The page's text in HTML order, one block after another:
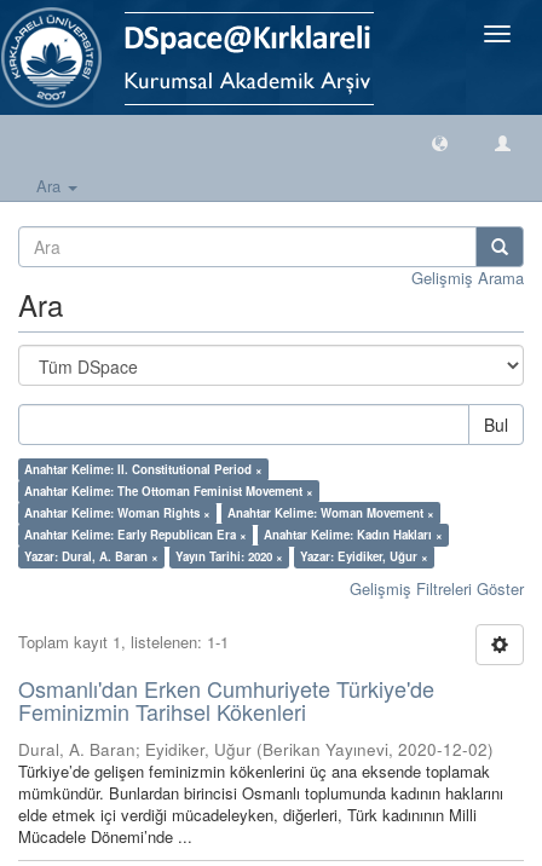
Geçiş
Ara
Gelişmiş Arama
Ara
Bul
Anahtar Kelime: II. Constitutional Period ×
Anahtar Kelime: The Ottoman Feminist Movement ×
Anahtar Kelime: Woman Rights ×
Anahtar Kelime: Woman Movement ×
Anahtar Kelime: Early Republican Era ×
Anahtar Kelime: Kadın Hakları ×
Yazar: Dural, A. Baran ×
Yayın Tarihi: 2020 × Yazar: Eyidiker, Uğur ×
Gelişmiş Filtreleri Göster
Toplam kayıt 1, listelenen: 1-1
Osmanlı'dan Erken Cumhuriyete Türkiye'de
Feminizmin Tarihsel Kökenleri
Dural, A. Baran; Eyidiker, Uğur (Berikan Yayınevi, 2020-12-02)
Türkiye’de gelişen feminizmin kökenlerini üç ana eksende toplamak
mümkündür. Bunlardan birincisi Osmanlı toplumunda kadının haklarını
elde etmek içi verdiği mücadeleyken, diğerleri, Türk kadınının Milli
Mücadele Dönemi’nde ...